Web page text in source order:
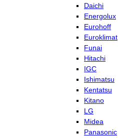
Daichi
Energolux
Eurohoff
Euroklimat
Funai
Hitachi
IGC
Ishimatsu
Kentatsu
Kitano
LG
Midea
Panasonic